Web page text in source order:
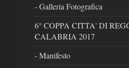
- Galleria Fotografica
6° COPPA CITTA' DI
CALABRIA 2017
- Manifesto